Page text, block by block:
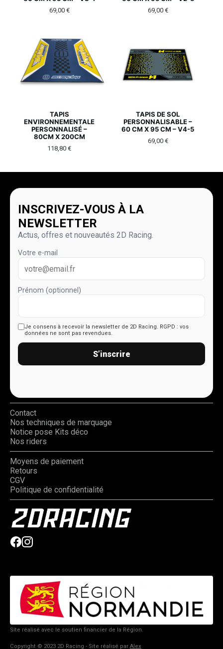
69,00 € 69,00 €
TAPIS
ENVIRONNEMENTALE
PERSONNALISÉ –
80CM X 200CM
118,80 €
TAPIS DE SOL
PERSONNALISABLE –
60 CM X 95 CM – V4-5
69,00 €
INSCRIVEZ-VOUS À LA
NEWSLETTER
Actus, offres et nouveautés 2D Racing.
Votre e-mail
Prénom (optionnel)
Je consens à recevoir la newsletter de 2D Racing. RGPD : vos
données ne sont pas revendues.
S’inscrire
Contact
Nos techniques de marquage
Notice pose Kits déco
Nos riders
Moyens de paiement
Retours
CGV
Politique de confidentialité
Site réalisé avec le soutien financier de la Région.
Copyright © 2023 2D Racing - Site réalisé par Alex